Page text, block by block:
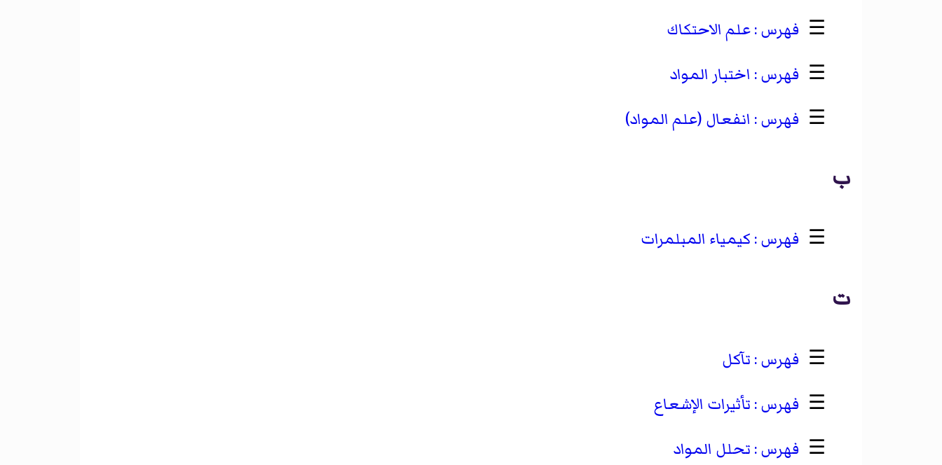
☰
علم الاحتكاك
☰
اختبار المواد
☰
انفعال (علم المواد)
ب
☰ كيمياء المبلمرات
ت
☰
تآكل
☰
تأثيرات الإشعاع
☰
تحلل المواد